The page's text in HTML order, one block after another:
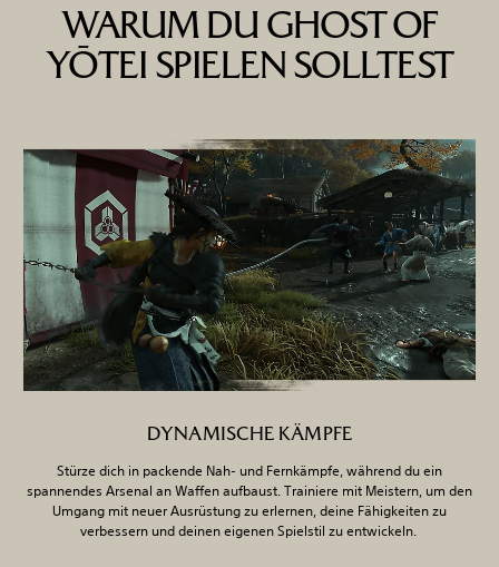
WARUM DU GHOST OF
YŌTEI SPIELEN SOLLTEST
DYNAMISCHE KÄMPFE
Stürze dich in packende Nah- und Fernkämpfe, während du ein
spannendes Arsenal an Waffen aufbaust. Trainiere mit Meistern, um den
Umgang mit neuer Ausrüstung zu erlernen, deine Fähigkeiten zu
verbessern und deinen eigenen Spielstil zu entwickeln.